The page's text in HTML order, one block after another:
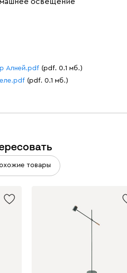
Алней.pdf (pdf. 0.1 мб.)
(pdf. 0.1 мб.)
товары